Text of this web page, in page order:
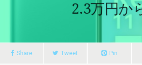
2.3万円か
Share Tweet Pin